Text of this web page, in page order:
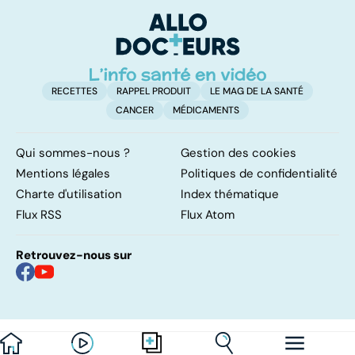
RECETTES RAPPEL PRODUIT
LE MAG DE LA SANTÉ
CANCER
MÉDICAMENTS
Qui sommes-nous ?
Gestion des cookies
Mentions légales
Politiques de confidentialité
Charte d'utilisation
Index thématique
Flux RSS
Flux Atom
Retrouvez-nous sur